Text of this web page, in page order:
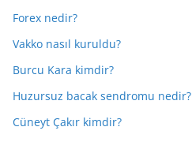
Forex nedir?
Vakko nasıl kuruldu?
Burcu Kara kimdir?
Huzursuz bacak sendromu nedir?
Cüneyt Çakır kimdir?